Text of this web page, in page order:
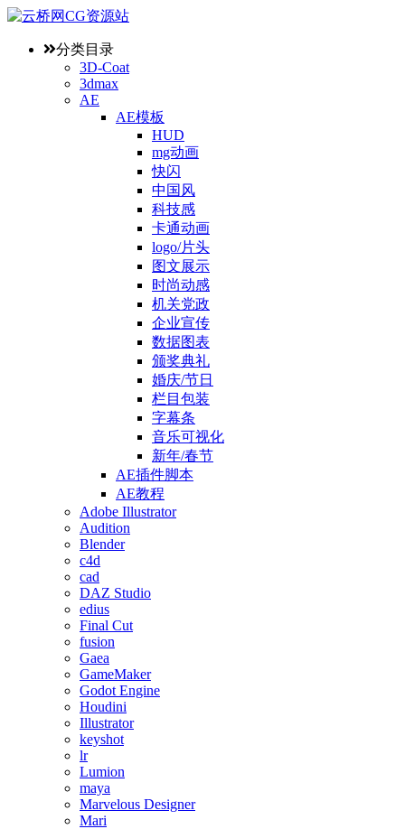
分类目录
3D-Coat
3dmax
AE
AE模板
HUD
mg动画
快闪
中国风
科技感
卡通动画
logo/片头
图文展示
时尚动感
机关党政
企业宣传
数据图表
颁奖典礼
婚庆/节日
栏目包装
字幕条
音乐可视化
新年/春节
AE插件脚本
AE教程
Adobe Illustrator
Audition
Blender
c4d
cad
DAZ Studio
edius
Final Cut
fusion
Gaea
GameMaker
Godot Engine
Houdini
Illustrator
keyshot
lr
Lumion
maya
Marvelous Designer
Mari